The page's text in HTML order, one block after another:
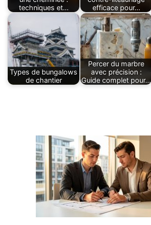
techniques et…
efficace pour…
Types de bungalows
de chantier
Percer du marbre
avec précision :
Guide complet pour…